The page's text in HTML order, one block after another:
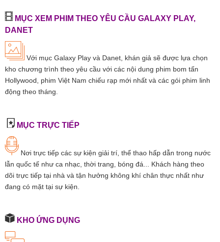
MỤC XEM PHIM THEO YÊU CẦU GALAXY PLAY,
DANET
Với mục Galaxy Play và Danet, khán giả sẽ được lựa chọn
kho chương trình theo yêu cầu với các nội dung phim bom tấn
Hollywood, phim Việt Nam chiếu rạp mới nhất và các gói phim linh
động theo tháng.
MỤC TRỰC TIẾP
Nơi trực tiếp các sự kiện giải trí, thể thao hấp dẫn trong nước
lẫn quốc tế như ca nhạc, thời trang, bóng đá... Khách hàng theo
dõi trực tiếp tại nhà và tận hưởng không khí chân thực nhất như
đang có mặt tại sự kiện.
KHO ỨNG DỤNG